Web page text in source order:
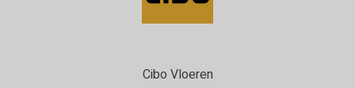
Cibo Vloeren